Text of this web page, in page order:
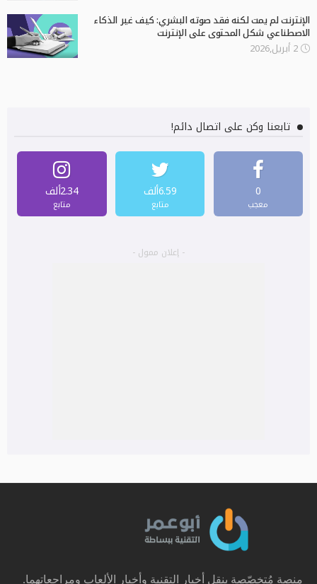
الإنترنت لم يمت لكنه فقد صوته البشري: كيف غير الذكاء
الاصطناعي شكل المحتوى على الإنترنت
2 أبريل,2026
تابعنا وكن على اتصال دائم!
0
معجب
6.59ألف
متابع
2.34ألف
متابع
- إعلان ممول -
منصة مُتخصّصة بنقل أخبار التقنية وأخبار الألعاب ومراجعاتهما.